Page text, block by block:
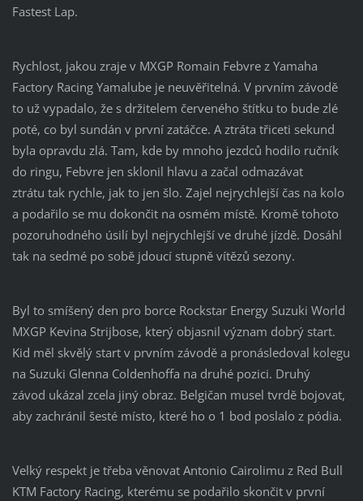
Fastest Lap.
Rychlost, jakou zraje v MXGP Romain Febvre z Yamaha
Factory Racing Yamalube je neuvěřitelná. V prvním závodě
to už vypadalo, že s držitelem červeného štítku to bude zlé
poté, co byl sundán v první zatáčce. A ztráta třiceti sekund
byla opravdu zlá. Tam, kde by mnoho jezdců hodilo ručník
do ringu, Febvre jen sklonil hlavu a začal odmazávat
ztrátu tak rychle, jak to jen šlo. Zajel nejrychlejší čas na kolo
a podařilo se mu dokončit na osmém místě. Kromě tohoto
pozoruhodného úsilí byl nejrychlejší ve druhé jízdě. Dosáhl
tak na sedmé po sobě jdoucí stupně vítězů sezony.
Byl to smíšený den pro borce Rockstar Energy Suzuki World
MXGP Kevina Strijbose, který objasnil význam dobrý start.
Kid měl skvělý start v prvním závodě a pronásledoval kolegu
na Suzuki Glenna Coldenhoffa na druhé pozici. Druhý
závod ukázal zcela jiný obraz. Belgičan musel tvrdě bojovat,
aby zachránil šesté místo, které ho o 1 bod poslalo z pódia.
Velký respekt je třeba věnovat Antonio Cairolimu z Red Bull
KTM Factory Racing, kterému se podařilo skončit v první